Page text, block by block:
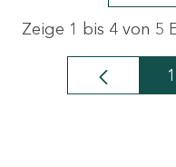
Zeige 1 bis 4 von 5
1